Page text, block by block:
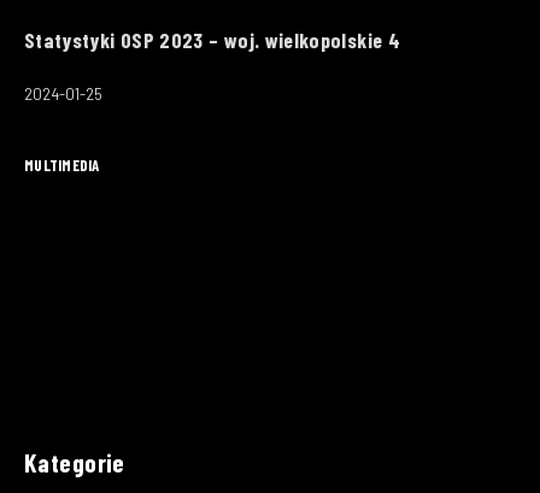
Statystyki OSP 2023 – woj. wielkopolskie 4
2024-01-25
MULTIMEDIA
Kategorie